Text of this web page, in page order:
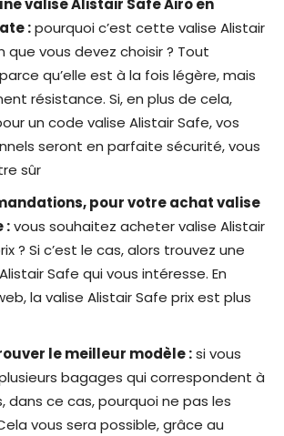
valise Alistair Safe Airo en
:pourquoi c’est cette valise Alistair
que vous devez choisir ? Tout
qu’elle est à la fois légère, mais
résistance. Si, en plus de cela,
un code valise Alistair Safe, vos
seront en parfaite sécurité, vous
sûr
pour votre achat valise
:vous souhaitez acheter valise Alistair
? Si c’est le cas, alors trouvez une
Safe qui vous intéresse. En
la valise Alistair Safe prix est plus
le meilleur modèle :si vous
bagages qui correspondent à
ce cas, pourquoi ne pas les
vous sera possible, grâce au